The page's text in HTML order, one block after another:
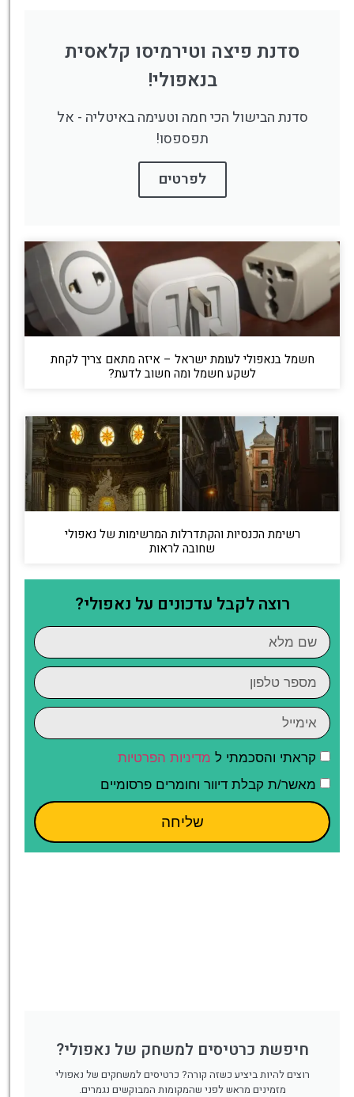
סדנת פיצה וטירמיסו קלאסית
בנאפולי!
סדנת הבישול הכי חמה וטעימה באיטליה - אל
תפספסו!
לפרטים
חשמל בנאפולי לעומת ישראל – איזה מתאם צריך לקחת
לשקע חשמל ומה חשוב לדעת?
רשימת הכנסיות והקתדרלות המרשימות של נאפולי
שחובה לראות
רוצה לקבל עדכונים על נאפולי?
קראתי והסכמתי ל מדיניות הפרטיות
מאשר/ת קבלת דיוור וחומרים פרסומיים
שליחה
חיפשת כרטיסים למשחק של נאפולי?
רוצים להיות ביציע כשזה קורה? כרטיסים למשחקים של נאפולי
מזמינים מראש לפני שהמקומות המבוקשים נגמרים.